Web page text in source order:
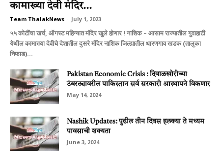
कामाख्‍या देवी मंदिर...
Team ThalakNews - July 1, 2023
५५ कोटींचा खर्च, ऑगस्‍ट महिन्यात मंदिर खुले होणार ! नाशिक – आसाम राज्‍यातील गुवाहाटी
येथील कामाख्‍या देवीचे देशातील दुसरे मंदिर नाशिक जिल्‍ह्यातील धारणगाव खडक (तालुका
निफाड)...
Pakistan Economic Crisis : दिवाळखोरीच्या
उंबरठ्यावरील पाकिस्तान सर्व सरकारी आस्थापने विकणार
May 14, 2024
Nashik Updates: पुढील तीन दिवस हलक्या ते मध्यम
पावसाची शक्यता
June 3, 2024